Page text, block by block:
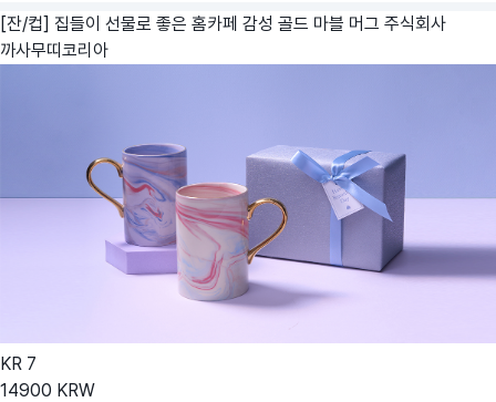
[잔/컵] 집들이 선물로 좋은 홈카페 감성 골드 마블 머그 주식회사
까사무띠코리아
KR 7
14900 KRW